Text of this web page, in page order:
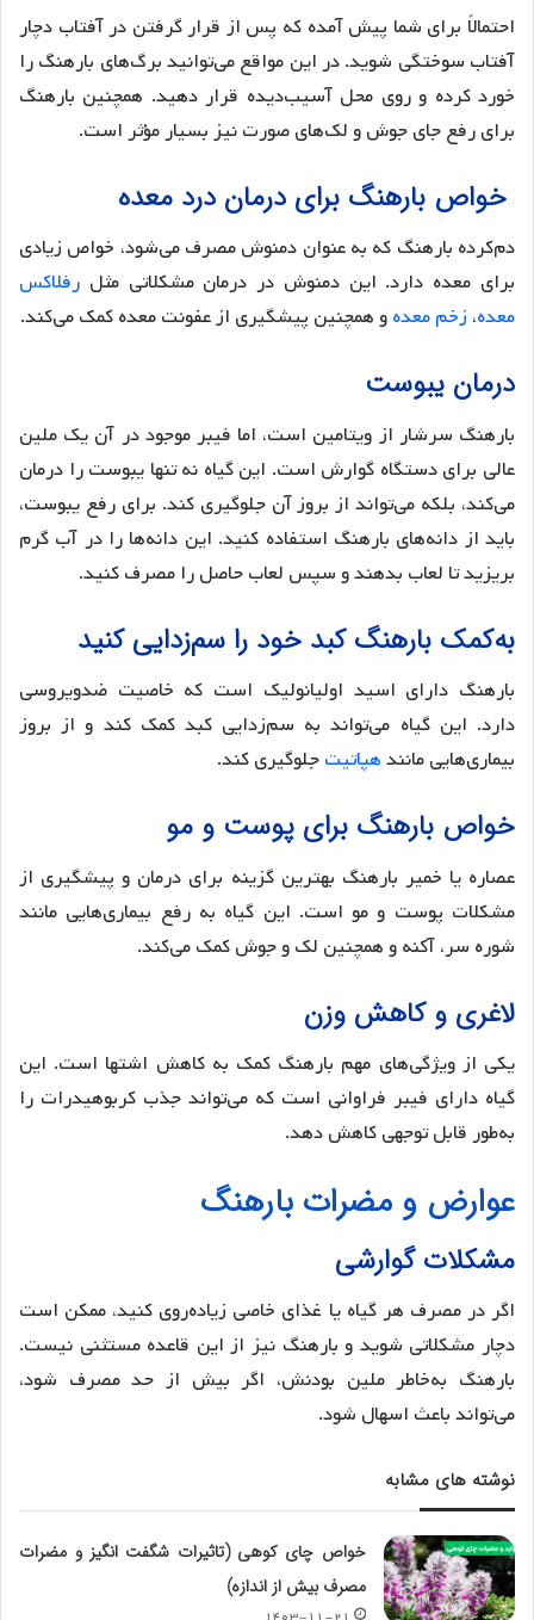
احتمالاً برای شما پیش آمده که پس از قرار گرفتن در آفتاب دچار
آفتاب سوختگی شوید. در این مواقع می‌توانید برگ‌های بارهنگ را
خورد کرده و روی محل آسیب‌دیده قرار دهید. همچنین بارهنگ
برای رفع جای جوش و لک‌های صورت نیز بسیار مؤثر است.
خواص بارهنگ برای درمان درد معده
دم‌کرده بارهنگ که به عنوان دمنوش مصرف می‌شود، خواص زیادی
برای معده دارد. این دمنوش در درمان مشکلاتی مثل رفلاکس
معده، زخم معدهو همچنین پیشگیری از عفونت معده کمک می‌کند.
درمان یبوست
بارهنگ سرشار از ویتامین است، اما فیبر موجود در آن یک ملین
عالی برای دستگاه گوارش است. این گیاه نه تنها یبوست را درمان
می‌کند، بلکه می‌تواند از بروز آن جلوگیری کند. برای رفع یبوست،
باید از دانه‌های بارهنگ استفاده کنید. این دانه‌ها را در آب گرم
بریزید تا لعاب بدهند و سپس لعاب حاصل را مصرف کنید.
به‌کمک بارهنگ کبد خود را سم‌زدایی کنید
بارهنگ دارای اسید اولیانولیک است که خاصیت ضدویروسی
دارد. این گیاه می‌تواند به سم‌زدایی کبد کمک کند و از بروز
بیماری‌هایی مانندهپاتیتجلوگیری کند.
خواص بارهنگ برای پوست و مو
عصاره یا خمیر بارهنگ بهترین گزینه برای درمان و پیشگیری از
مشکلات پوست و مو است. این گیاه به رفع بیماری‌هایی مانند
شوره سر، آکنه و همچنین لک و جوش کمک می‌کند.
لاغری و کاهش وزن
یکی از ویژگی‌های مهم بارهنگ کمک به کاهش اشتها است. این
گیاه دارای فیبر فراوانی است که می‌تواند جذب کربوهیدرات را
به‌طور قابل توجهی کاهش دهد.
عوارض و مضرات بارهنگ
مشکلات گوارشی
اگر در مصرف هر گیاه یا غذای خاصی زیاده‌روی کنید، ممکن است
دچار مشکلاتی شوید و بارهنگ نیز از این قاعده مستثنی نیست.
بارهنگ به‌خاطر ملین بودنش، اگر بیش از حد مصرف شود،
می‌تواند باعث اسهال شود.
نوشته های مشابه
خواص چای کوهی (تاثیرات شگفت انگیز و مضرات
مصرف بیش از اندازه)